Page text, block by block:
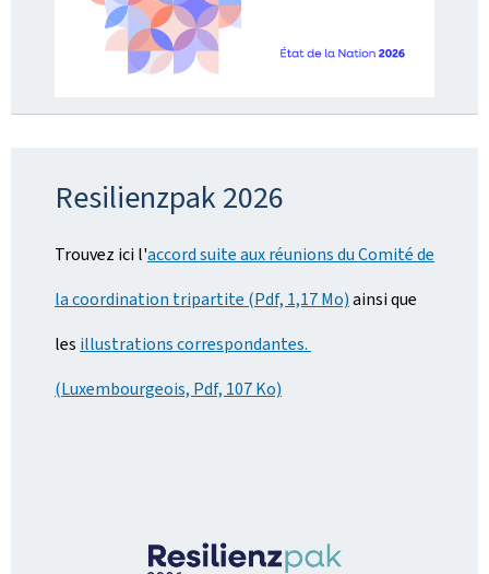
Resilienzpak2026
Trouvez ici l'accord suite aux réunions du Comité de
la coordination tripartite (Pdf, 1,17 Mo)ainsi que
les illustrations correspondantes.
(Luxembourgeois, Pdf, 107 Ko)